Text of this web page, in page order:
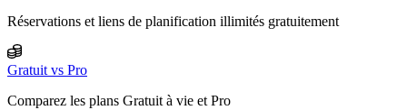
Réservations et liens de planification illimités gratuitement
Gratuit vs Pro
Comparez les plans Gratuit à vie et Pro